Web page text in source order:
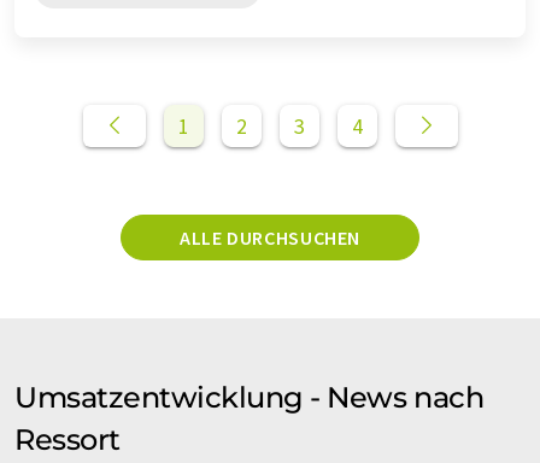
1 2 3 4
ALLE DURCHSUCHEN
Umsatzentwicklung - News nach
Ressort